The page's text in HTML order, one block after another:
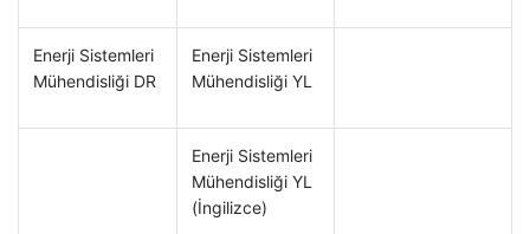
Enerji Sistemleri
Mühendisliği DR
Enerji Sistemleri
Mühendisliği YL
Enerji Sistemleri
Mühendisliği YL
(İngilizce)